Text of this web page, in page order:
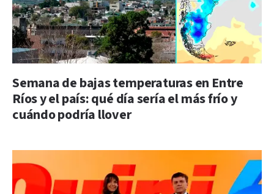
Semana de bajas temperaturas en Entre
Ríos y el país: qué día sería el más frío y
cuándo podría llover